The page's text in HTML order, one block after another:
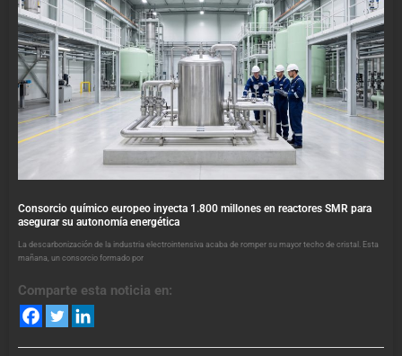
Consorcio químico europeo inyecta 1.800 millones en reactores SMR para
asegurar su autonomía energética
La descarbonización de la industria electrointensiva acaba de romper su mayor techo de cristal. Esta
mañana, un consorcio formado por
Comparte esta noticia en: